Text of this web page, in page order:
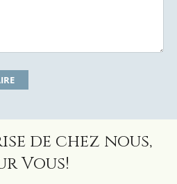
de chez nous,
Vous!